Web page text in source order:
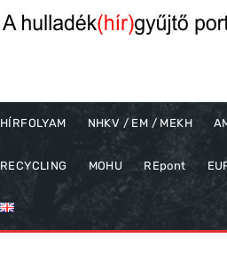
HÍRFOLYAM NHKV / EM / MEKH
RECYCLING MOHU REpont